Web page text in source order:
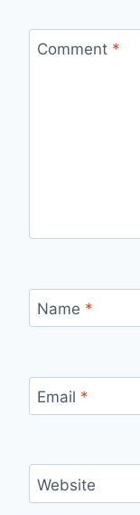
Comment *
Name *
Email *
Website